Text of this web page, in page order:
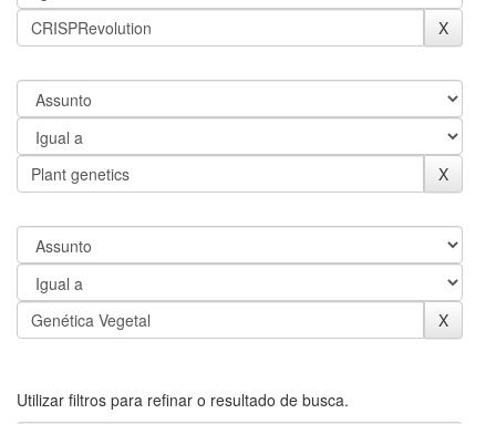
Utilizar filtros para refinar o resultado de busca.